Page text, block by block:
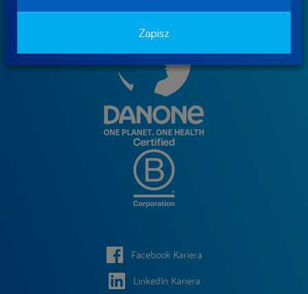
Facebook Kariera
LinkedIn Kariera
Zapisz